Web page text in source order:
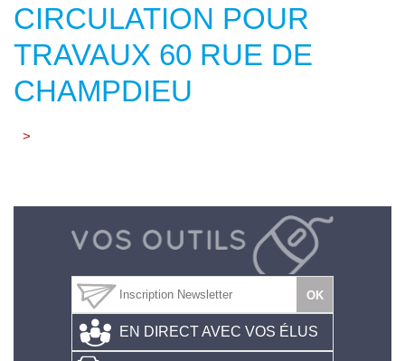
CIRCULATION POUR
TRAVAUX 60 RUE DE
CHAMPDIEU
>
EN DIRECT AVEC VOS ÉLUS